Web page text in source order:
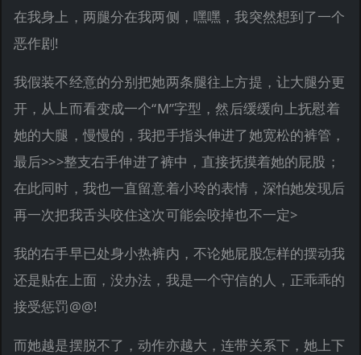
在我身上，两腿分在我两侧，嘿嘿，我突然想到了一个
恶作剧!
我假装不经意的分别把她两条腿往上方提，让大腿分更
开，从上而看变成一个“M”字型，然后缓缓向上抚慰着
她的大腿，慢慢的，我把手指头伸进了她宽松的裤管，
最后>>>整支右手伸进了裤中，直接抚摸着她的屁股；
在此同时，我也一直留意着小玲的表情，深怕她发现后
再一次把我舌头咬住这次可能会咬掉也不一定>
我的右手早已处身小热裤内，不论她屁股怎样的摆动我
还是贴在上面，没办法，我是一个守信的人，正乖乖的
接受惩罚@@!
而她越是摆脱不了，动作亦越大，连带关系下，她上下